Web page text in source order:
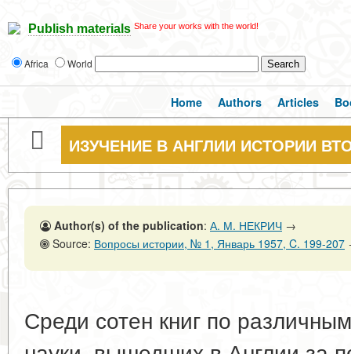
Publish materials Share your works with the world!
Africa World
Home Authors Articles
ИЗУЧЕНИЕ В АНГЛИИ ИСТОРИИ
Author(s) of the publication: А. М. НЕКРИЧ →
Source: Вопросы истории, № 1, Январь 1957, C. 199-207
Среди сотен книг по